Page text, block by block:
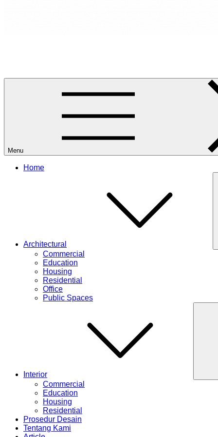
Menu
Home
Architectural
Commercial
Education
Housing
Residential
Office
Public Spaces
Interior
Commercial
Education
Housing
Residential
Prosedur Desain
Tentang Kami